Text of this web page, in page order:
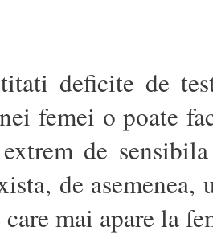
deficite de
femei o poate
extrem de
de asemenea,
mai apare la